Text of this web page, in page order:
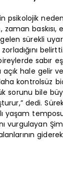
psikolojik
baskısı,
sürekli
zorladığını
sabır
açık hale gelir
kontrolsüz
sorunu bile
dedi.
yaşam
vurgulayan
giderek